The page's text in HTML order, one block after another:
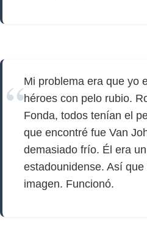
Mi problema era que yo
héroes con pelo rubio.
Fonda, todos tenían el
que encontré fue Van
demasiado frío. Él era
estadounidense. Así
imagen. Funcionó.